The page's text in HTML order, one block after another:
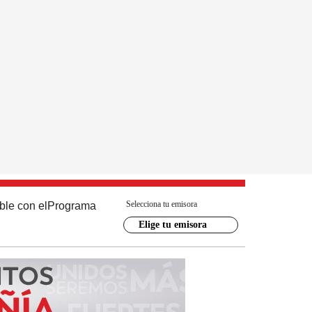
con el Programa Selecciona tu emisora
Elige tu emisora